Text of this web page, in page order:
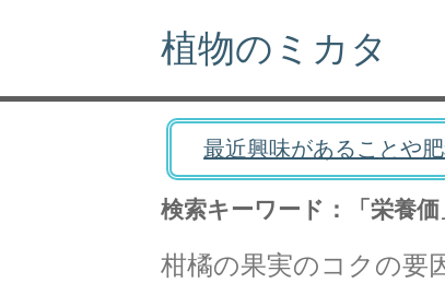
植物のミカタ
最近興味があることや
検索キーワード：「栄養価
柑橘の果実のコクの要